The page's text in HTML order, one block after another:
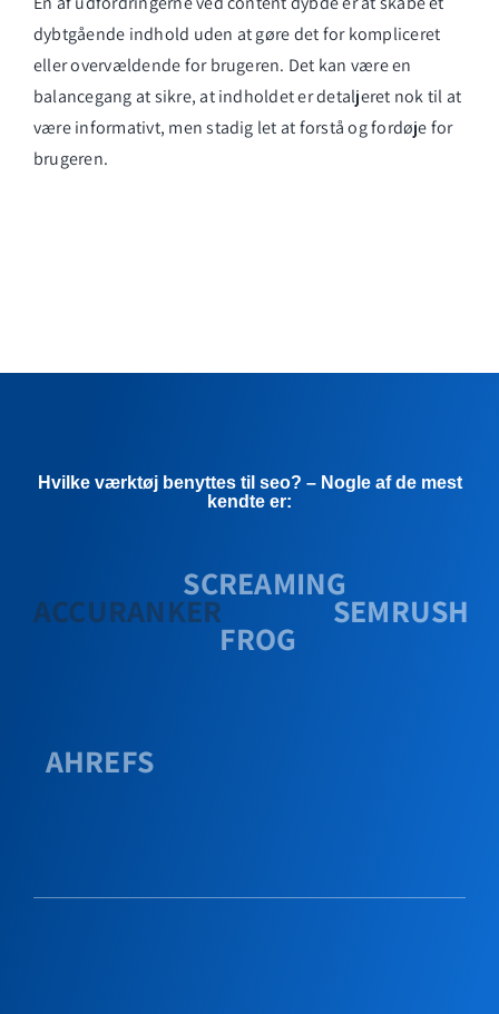
dybtgående indhold uden at gøre det for kompliceret
eller overvældende for brugeren. Det kan være en
balancegang at sikre, at indholdet er detaljeret nok til at
være informativt, men stadig let at forstå og fordøje for
brugeren.
Hvilke værktøj benyttes til seo? – Nogle af de mest
kendte er:
ACCURANKER
SCREAMING
FROG
SEMRUSH
AHREFS